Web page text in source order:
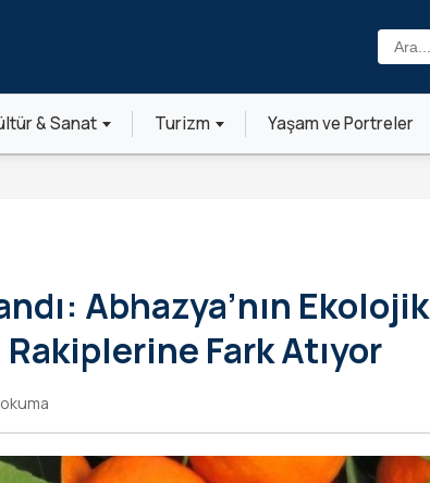
Ara:
& Sanat Turizm Yaşam ve Portreler
Abhazya’nın Ekolojik
Fark Atıyor